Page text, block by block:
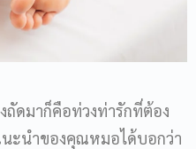
ถัดมาก็คือท่วงท่ารักที่ต้อง
นะนำของคุณหมอได้บอกว่า